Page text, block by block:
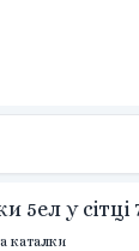
5ел у сітці
каталки